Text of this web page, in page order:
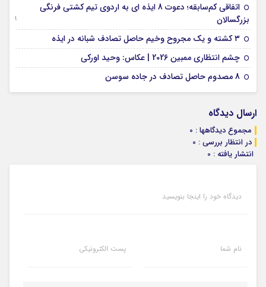
اتفاقی کم‌سابقه؛ دعوت 8 ایذه ای به اردوی تیم کشتی فرنگی
بزرگسالان
09 جولای 2026
۳ کشته و یک مجروح وخیم حاصل تصادف شبانه در ایذه
چشم انتظاری ممبین 2026 | عکاس: وحید اورکی
8 مصدوم حاصل تصادف در جاده سوسن
ارسال دیدگاه
مجموع دیدگاهها : 0
در انتظار بررسی : 0
انتشار یافته : 0
دیدگاه خود را اینجا بنویسید
نام شما پست الکترونیکی